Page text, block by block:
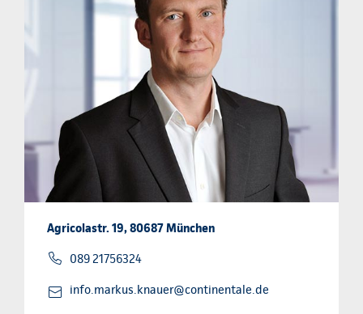
Agricolastr. 19, 80687 München
089 21756324
info.markus.knauer@continentale.de